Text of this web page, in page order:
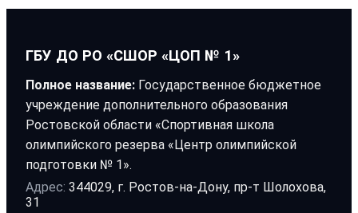
ГБУ ДО РО «СШОР «ЦОП № 1»
Полное название: Государственное бюджетное
учреждение дополнительного образования
Ростовской области «Спортивная школа
олимпийского резерва «Центр олимпийской
подготовки № 1».
Адрес: 344029, г. Ростов-на-Дону, пр-т Шолохова,
31